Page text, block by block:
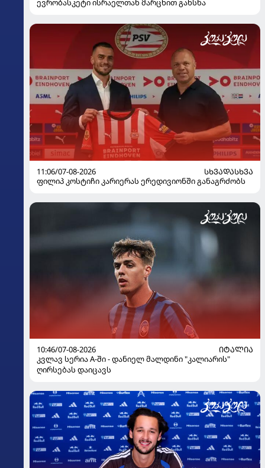
ევრობასკეტი ისრაელთან მარცხით გახსნა
11:06/07-08-2026
ᲡᲮᲕᲐᲓᲐᲡᲮᲕᲐ
ფილიპ კოსტიჩი კარიერას ერედივიონში განაგრძობს
10:46/07-08-2026
ᲘᲢᲐᲚᲘᲐ
კვლავ სერია A-ში - დანიელ მალდინი "კალიარის"
ღირსებას დაიცავს